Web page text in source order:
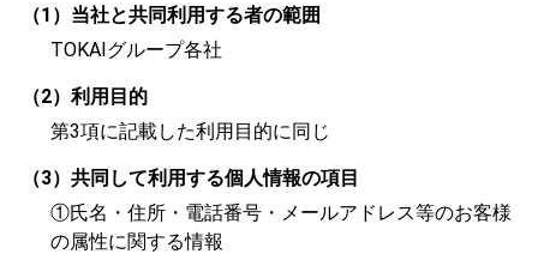
（1）当社と共同利用する者の範囲
TOKAIグループ各社
（2）利用目的
第3項に記載した利用目的に同じ
（3）共同して利用する個人情報の項目
①氏名・住所・電話番号・メールアドレス等のお客様
の属性に関する情報